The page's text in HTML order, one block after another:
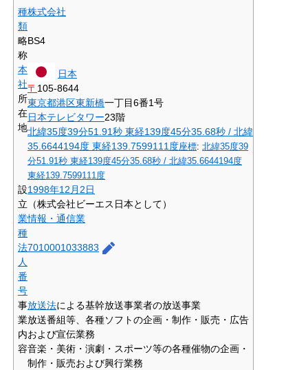
種
類
株式会社
略
称
BS4
本
社
所
在
地
日本
〒 105-8644
東京都港区東新橋一丁目6番1号
日本テレビタワー23階
北緯35度39分51.91秒 東経139度45分35.68秒 / 北緯
35.6644194度 東経139.7599111度座標: 北緯35度39
分51.91秒 東経139度45分35.68秒 / 北緯35.6644194度
東経139.7599111度
設
立
1998年12月2日
（株式会社ビーエス日本として）
業
種
情報・通信業
法
人
番
号
7010001033883
事
業
内
容
放送法による基幹放送事業者の放送事業
放送番組等、各種ソフトの企画・制作・販売・広告
および宣伝業務
音楽・美術・演劇・スポーツ等の各種催物の企画・
制作・販売および興行業務